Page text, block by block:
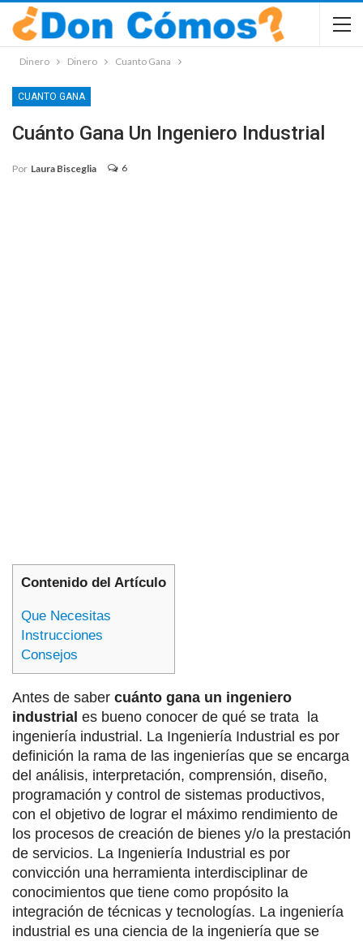
Dinero Dinero Cuanto Gana
CUANTO GANA
Cuánto Gana Un Ingeniero Industrial
Por Laura Bisceglia 6
Contenido del Artículo
Que Necesitas
Instrucciones
Consejos
Antes de saber cuánto gana un ingeniero
industrial es bueno conocer de qué se trata la
ingeniería industrial. La Ingeniería Industrial es por
definición la rama de las ingenierías que se encarga
del análisis, interpretación, comprensión, diseño,
programación y control de sistemas productivos,
con el objetivo de lograr el máximo rendimiento de
los procesos de creación de bienes y/o la prestación
de servicios. La Ingeniería Industrial es por
convicción una herramienta interdisciplinar de
conocimientos que tiene como propósito la
integración de técnicas y tecnologías. La ingeniería
industrial es una ciencia de la ingeniería que se